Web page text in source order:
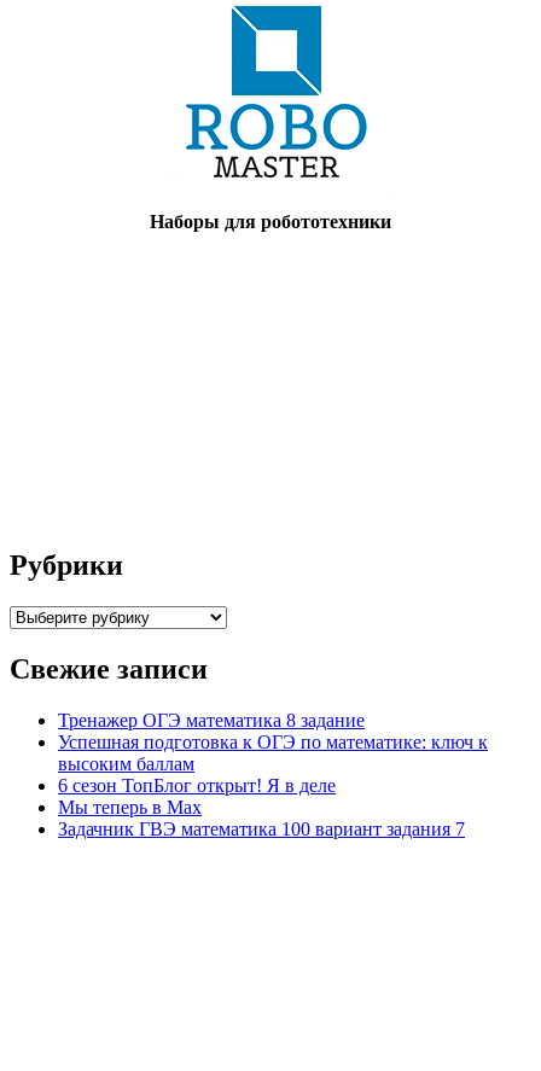
Наборы для робототехники
Рубрики
Рубрики
Свежие записи
Тренажер ОГЭ математика 8 задание
Успешная подготовка к ОГЭ по математике: ключ к
высоким баллам
6 сезон ТопБлог открыт! Я в деле
Мы теперь в Max
Задачник ГВЭ математика 100 вариант задания 7